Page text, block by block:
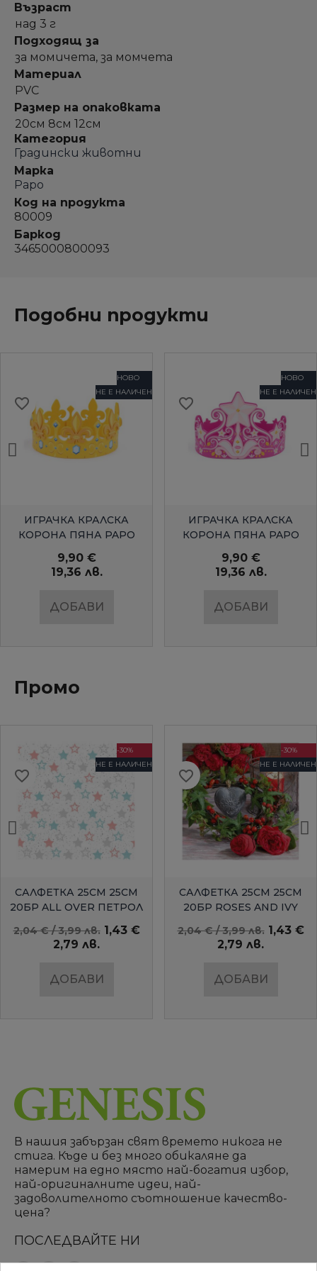
Възраст
над 3 г
Подходящ за
за момичета, за момчета
Материал
PVC
Размер на опаковката
20см 8см 12см
Категория
Градински животни
Марка
Papo
Код на продукта
80009
Баркод
3465000800093
Подобни продукти
БЪРЗ ПРЕГЛЕД
НОВО
НЕ Е НАЛИЧЕН
ИГРАЧКА КРАЛСКА
КОРОНА ПЯНА PAPO
9,90 €
19,36 лв.
ДОБАВИ
favorite_border
БЪРЗ ПРЕГЛЕД
НОВО
НЕ Е НАЛИЧЕН
ИГРАЧКА КРАЛСКА
КОРОНА ПЯНА PAPO
9,90 €
19,36 лв.
ДОБАВИ
favorite_border
Промо
БЪРЗ ПРЕГЛЕД
-30%
НЕ Е НАЛИЧЕН
САЛФЕТКА 25СМ 25СМ
20БР ALL OVER ПЕТРОЛ
2,04 € / 3,99 лв. 1,43 €
2,79 лв.
ДОБАВИ
favorite_border
БЪРЗ ПРЕГЛЕД
-30%
НЕ Е НАЛИЧЕН
САЛФЕТКА 25СМ 25СМ
20БР ROSES AND IVY
AMBIENTE
2,04 € / 3,99 лв. 1,43 €
2,79 лв.
ДОБАВИ
favorite_border
В нашия забързан свят времето никога не
стига. Къде и без много обикаляне да
намерим на едно място най-богатия избор,
най-оригиналните идеи, най-
задоволителното съотношение качество-
цена?
ПОСЛЕДВАЙТЕ НИ